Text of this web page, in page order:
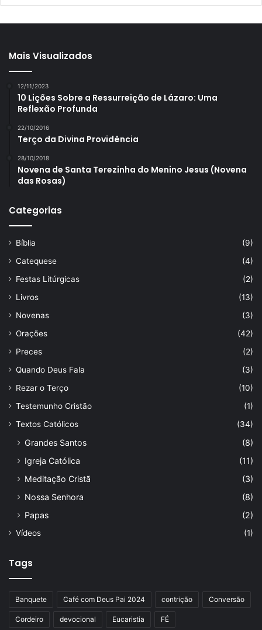
Mais Visualizados
12/11/2023
10 Lições Sobre a Ressurreição de Lázaro: Uma
Reflexão Profunda
22/10/2016
Terço da Divina Providência
28/10/2018
Novena de Santa Terezinha do Menino Jesus (Novena
das Rosas)
Categorias
Bíblia
(9)
Catequese
(4)
Festas Litúrgicas
(2)
Livros
(13)
Novenas
(3)
Orações
(42)
Preces
(2)
Quando Deus Fala
(3)
Rezar o Terço
(10)
Testemunho Cristão
(1)
Textos Católicos
(34)
Grandes Santos
(8)
Igreja Católica
(11)
Meditação Cristã
(3)
Nossa Senhora
(8)
Papas
(2)
Vídeos (1)
Tags
Banquete Café com Deus Pai 2024 contrição Conversão
Cordeiro devocional Eucaristia FÉ